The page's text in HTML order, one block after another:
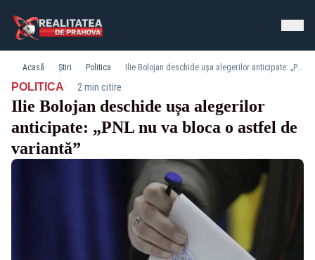
Acasă Știri Politica Ilie Bolojan deschide ușa alegerilor anticipate: „PNL nu va bloca o astfel de variantă”
POLITICA· 2 min citire
Ilie Bolojan deschide ușa alegerilor
anticipate: „PNL nu va bloca o astfel de
variantă”